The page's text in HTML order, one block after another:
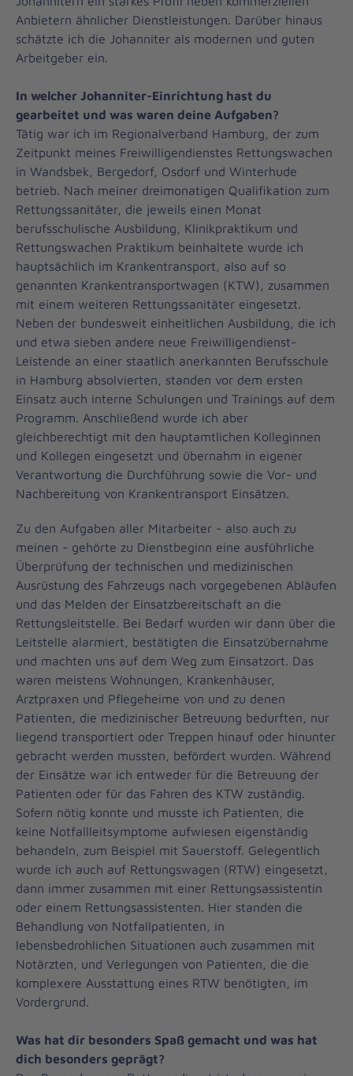
Anbietern ähnlicher Dienstleistungen. Darüber hinaus
schätzte ich die Johanniter als modernen und guten
Arbeitgeber ein.
In welcher Johanniter-Einrichtung hast du
gearbeitet und was waren deine Aufgaben?
Tätig war ich im Regionalverband Hamburg, der zum
Zeitpunkt meines Freiwilligendienstes Rettungswachen
in Wandsbek, Bergedorf, Osdorf und Winterhude
betrieb. Nach meiner dreimonatigen Qualifikation zum
Rettungssanitäter, die jeweils einen Monat
berufsschulische Ausbildung, Klinikpraktikum und
Rettungswachen Praktikum beinhaltete wurde ich
hauptsächlich im Krankentransport, also auf so
genannten Krankentransportwagen (KTW), zusammen
mit einem weiteren Rettungssanitäter eingesetzt.
Neben der bundesweit einheitlichen Ausbildung, die ich
und etwa sieben andere neue Freiwilligendienst-
Leistende an einer staatlich anerkannten Berufsschule
in Hamburg absolvierten, standen vor dem ersten
Einsatz auch interne Schulungen und Trainings auf dem
Programm. Anschließend wurde ich aber
gleichberechtigt mit den hauptamtlichen Kolleginnen
und Kollegen eingesetzt und übernahm in eigener
Verantwortung die Durchführung sowie die Vor- und
Nachbereitung von Krankentransport Einsätzen.
Zu den Aufgaben aller Mitarbeiter - also auch zu
meinen - gehörte zu Dienstbeginn eine ausführliche
Überprüfung der technischen und medizinischen
Ausrüstung des Fahrzeugs nach vorgegebenen Abläufen
und das Melden der Einsatzbereitschaft an die
Rettungsleitstelle. Bei Bedarf wurden wir dann über die
Leitstelle alarmiert, bestätigten die Einsatzübernahme
und machten uns auf dem Weg zum Einsatzort. Das
waren meistens Wohnungen, Krankenhäuser,
Arztpraxen und Pflegeheime von und zu denen
Patienten, die medizinischer Betreuung bedurften, nur
liegend transportiert oder Treppen hinauf oder hinunter
gebracht werden mussten, befördert wurden. Während
der Einsätze war ich entweder für die Betreuung der
Patienten oder für das Fahren des KTW zuständig.
Sofern nötig konnte und musste ich Patienten, die
keine Notfallleitsymptome aufwiesen eigenständig
behandeln, zum Beispiel mit Sauerstoff. Gelegentlich
wurde ich auch auf Rettungswagen (RTW) eingesetzt,
dann immer zusammen mit einer Rettungsassistentin
oder einem Rettungsassistenten. Hier standen die
Behandlung von Notfallpatienten, in
lebensbedrohlichen Situationen auch zusammen mit
Notärzten, und Verlegungen von Patienten, die die
komplexere Ausstattung eines RTW benötigten, im
Vordergrund.
Was hat dir besonders Spaß gemacht und was hat
dich besonders geprägt?